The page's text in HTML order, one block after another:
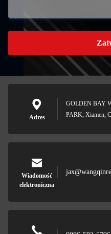
Adres
GOLDEN BAY
PARK, Xiamen,
Wiadomość
elektroniczna